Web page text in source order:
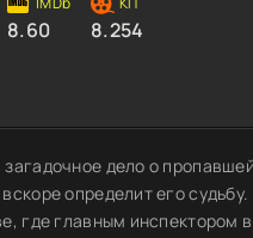
8.60 8.254
дело о
определит его
где главным инспектором